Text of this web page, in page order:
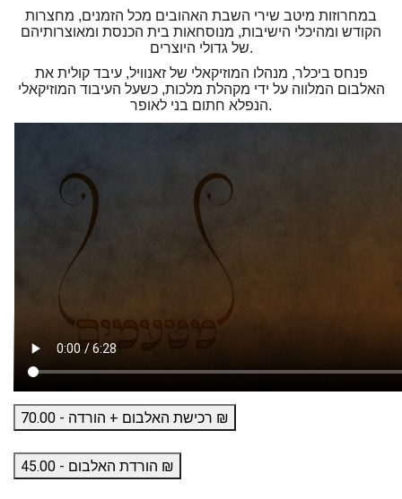
במחרוזות מיטב שירי השבת האהובים מכל הזמנים, מחצרות
הקודש ומהיכלי הישיבות, מנוסחאות בית הכנסת ומאוצרותיהם
של גדולי היוצרים.
פנחס ביכלר, מנהלו המוזיקאלי של זאנוויל, עיבד קולית את
האלבום המלווה על ידי מקהלת מלכות, כשעל העיבוד המוזיקאלי
הנפלא חתום בני לאופר .
רכישת האלבום + הורדה - 70.00 ₪
הורדת האלבום - 45.00 ₪